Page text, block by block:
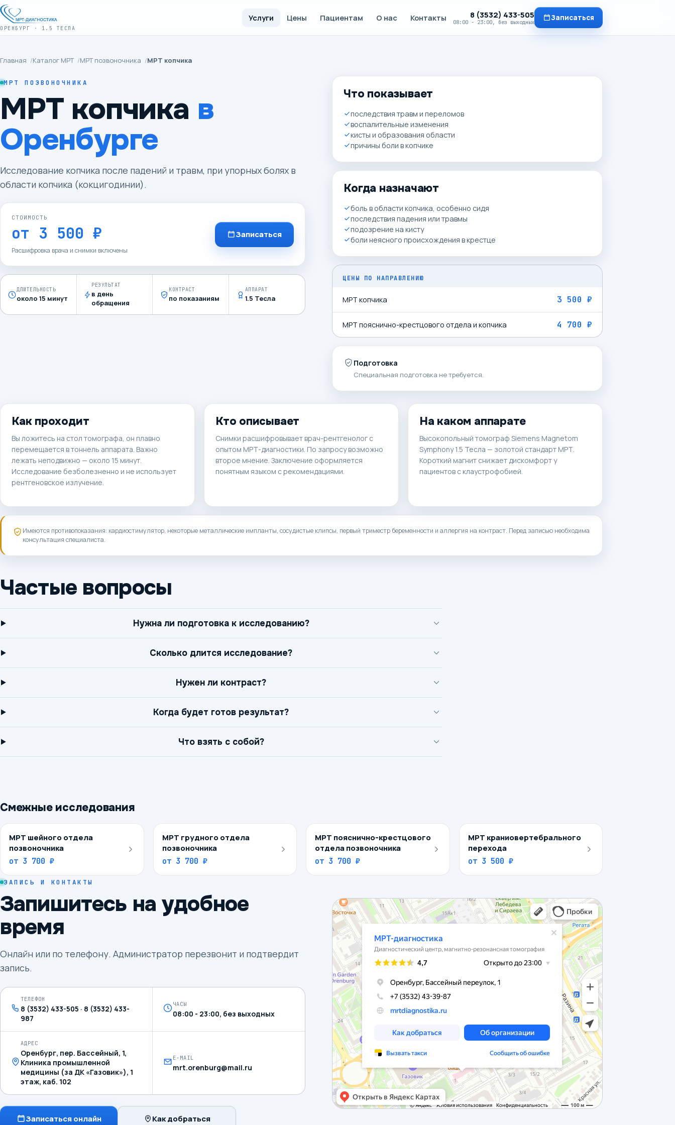
ОРЕНБУРГ · 1.5 ТЕСЛА
Услуги Цены Пациентам О нас Контакты 8 (3532) 433-505
08:00 - 23:00, без выходных Записаться
Главная /Каталог МРТ /МРТ позвоночника /МРТ копчика
МРТ ПОЗВОНОЧНИКА
МРТ копчика в
Оренбурге
Исследование копчика после падений и травм, при упорных болях в
области копчика (кокцигодинии).
СТОИМОСТЬ
от 3 500 ₽
Расшифровка врача и снимки включены
Записаться
ДЛИТЕЛЬНОСТЬ
около 15 минут
РЕЗУЛЬТАТ
в день
обращения
КОНТРАСТ
по показаниям
АППАРАТ
1.5 Тесла
Что показывает
последствия травм и переломов
воспалительные изменения
кисты и образования области
причины боли в копчике
Когда назначают
боль в области копчика, особенно сидя
последствия падения или травмы
подозрение на кисту
боли неясного происхождения в крестце
ЦЕНЫ ПО НАПРАВЛЕНИЮ
МРТ копчика 3 500 ₽
МРТ пояснично-крестцового отдела и копчика 4 700 ₽
Подготовка
Специальная подготовка не требуется.
Как проходит
Вы ложитесь на стол томографа, он плавно
перемещается в тоннель аппарата. Важно
лежать неподвижно — около 15 минут.
Исследование безболезненно и не использует
рентгеновское излучение.
Кто описывает
Снимки расшифровывает врач-рентгенолог с
опытом МРТ-диагностики. По запросу возможно
второе мнение. Заключение оформляется
понятным языком с рекомендациями.
На каком аппарате
Высокопольный томограф Siemens Magnetom
Symphony 1.5 Тесла — золотой стандарт МРТ.
Короткий магнит снижает дискомфорт у
пациентов с клаустрофобией.
Имеются противопоказания: кардиостимулятор, некоторые металлические импланты, сосудистые клипсы, первый триместр беременности и аллергия на контраст. Перед записью необходима
консультация специалиста.
Частые вопросы
Нужна ли подготовка к исследованию?
Сколько длится исследование?
Нужен ли контраст?
Когда будет готов результат?
Что взять с собой?
Смежные исследования
МРТ шейного отдела
позвоночника
от 3 700 ₽
МРТ грудного отдела
позвоночника
от 3 700 ₽
МРТ пояснично-крестцового
отдела позвоночника
от 3 700 ₽
МРТ краниовертебрального
перехода
от 3 500 ₽
ЗАПИСЬ И КОНТАКТЫ
Запишитесь на удобное
время
Онлайн или по телефону. Администратор перезвонит и подтвердит
запись.
ТЕЛЕФОН
8 (3532) 433-505 · 8 (3532) 433-
987
ЧАСЫ
08:00 - 23:00, без выходных
АДРЕС
Оренбург, пер. Бассейный, 1,
Клиника промышленной
медицины (за ДК «Газовик»), 1
этаж, каб. 102
E-MAIL
mrt.orenburg@mail.ru
Записаться онлайн Как добраться